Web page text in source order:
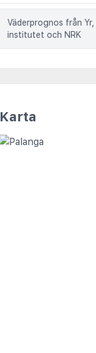
Väderprognos från
institutet och NRK
Karta